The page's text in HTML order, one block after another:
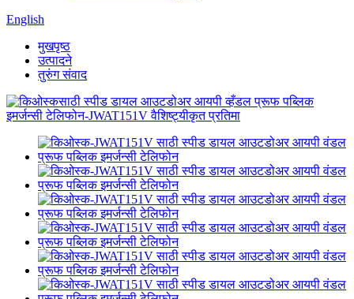
English
मुखपृष्ठ
उत्पादने
तुरुंग संवाद